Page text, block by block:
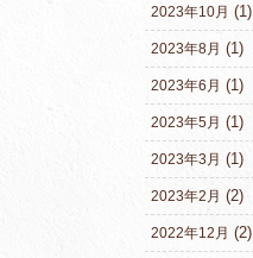
2023年10月 (1)
2023年8月 (1)
2023年6月 (1)
2023年5月 (1)
2023年3月 (1)
2023年2月 (2)
2022年12月 (2)